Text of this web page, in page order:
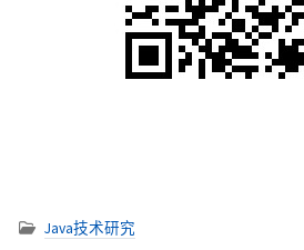
Java技术研究